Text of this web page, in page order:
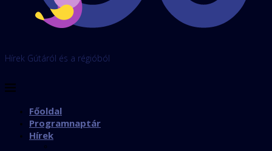
Hírek Gútáról és a régióból
Főoldal
Programnaptár
Hírek